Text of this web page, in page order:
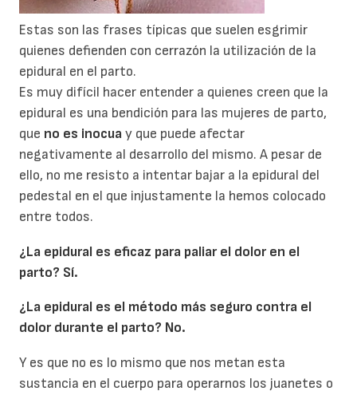
Estas son las frases típicas que suelen esgrimir
quienes defienden con cerrazón la utilización de la
epidural en el parto.
Es muy difícil hacer entender a quienes creen que la
epidural es una bendición para las mujeres de parto,
que no es inocua y que puede afectar
negativamente al desarrollo del mismo. A pesar de
ello, no me resisto a intentar bajar a la epidural del
pedestal en el que injustamente la hemos colocado
entre todos.
¿La epidural es eficaz para paliar el dolor en el
parto? Sí.
¿La epidural es el método más seguro contra el
dolor durante el parto? No.
Y es que no es lo mismo que nos metan esta
sustancia en el cuerpo para operarnos los juanetes o